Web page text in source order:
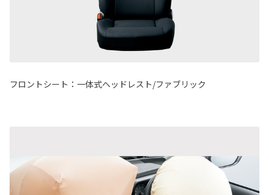
フロントシート：一体式ヘッドレスト/ファブリック